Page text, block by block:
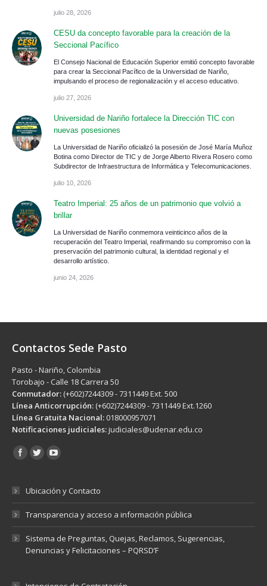
julio 28, 2026
CESU da concepto favorable para la creación de la
Seccional Pacífico
El Consejo Nacional de Educación Superior emitió concepto favorable
para crear la Seccional Pacífico de la Universidad de Nariño,
impulsando el proceso de regionalización y el acceso educativo.
julio 27, 2026
Universidad de Nariño fortalece la Dirección TIC con
nuevas posesiones
La Universidad de Nariño oficializó la posesión de José María Muñoz
Botina como Director de TIC y de Jorge Alberto Rivera Rosero como
Subdirector de Infraestructura de Informática y Telecomunicaciones.
julio 10, 2026
Teatro Imperial: 25 años de un patrimonio que volvió a
brillar
La Universidad de Nariño conmemora veinticinco años de la
recuperación del Teatro Imperial, reafirmando su compromiso con la
preservación del patrimonio cultural, la identidad regional y el
desarrollo artístico.
junio 24, 2026
Contactos Sede Pasto
Pasto - Nariño, Colombia
Torobajo - Calle 18 Carrera 50
Conmutador: (+602)7244309 - 7311449 Ext. 500
Línea Anticorrupción: (+602)7244309 - 7311449 Ext.1260
Línea Gratuita Nacional: 018000957071
Notificaciones judiciales:judiciales@udenar.edu.co
Encuéntranos en:
Ubicación y Contacto
Transparencia y acceso a información pública
Sistema de Preguntas, Quejas, Reclamos, Sugerencias,
Denuncias y Felicitaciones – PQRSD’F